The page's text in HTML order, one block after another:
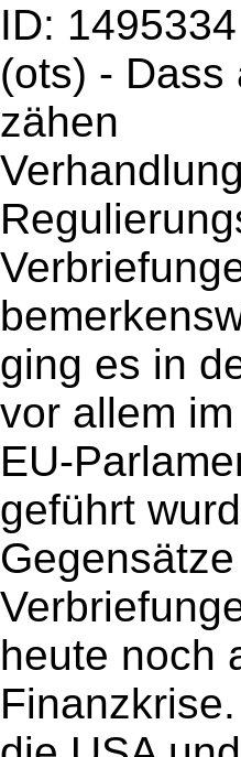
ID: 1495334
(ots) -
zähen
ging es in
vor allem im
EU-
geführt
heute noch